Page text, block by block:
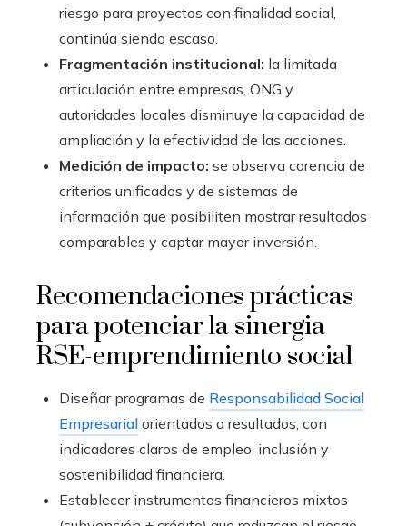
riesgo para proyectos con finalidad social,
continúa siendo escaso.
Fragmentación institucional: la limitada
articulación entre empresas, ONG y
autoridades locales disminuye la capacidad de
ampliación y la efectividad de las acciones.
Medición de impacto: se observa carencia de
criterios unificados y de sistemas de
información que posibiliten mostrar resultados
comparables y captar mayor inversión.
Recomendaciones prácticas
para potenciar la sinergia
RSE-emprendimiento social
Diseñar programas de Responsabilidad Social
Empresarial orientados a resultados, con
indicadores claros de empleo, inclusión y
sostenibilidad financiera.
Establecer instrumentos financieros mixtos